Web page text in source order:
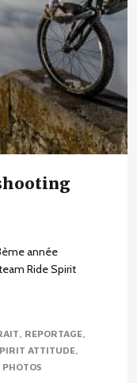
année
Ride Spirit
REPORTAGE
ATTITUDE
PHOTOS